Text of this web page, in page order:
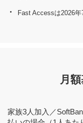
Fast Accessは2026年
月
家族3人加入／